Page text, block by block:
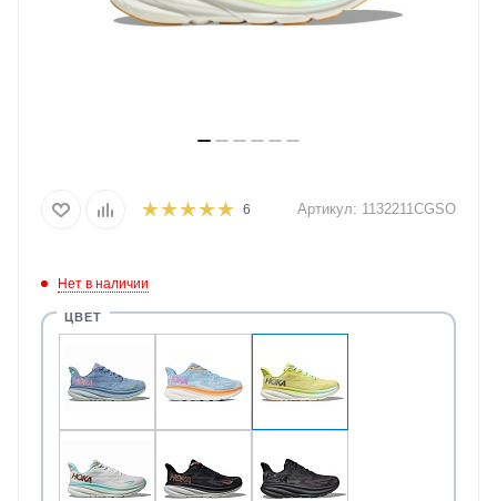
6 Артикул: 1132211CGSO
Нет в наличии